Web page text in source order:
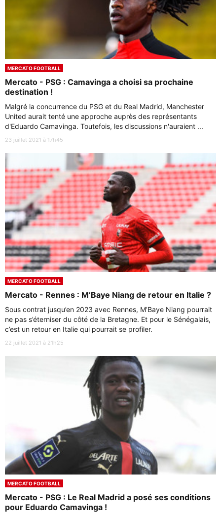
MERCATO FOOTBALL
Mercato - PSG : Camavinga a choisi sa prochaine
destination !
Malgré la concurrence du PSG et du Real Madrid, Manchester
United aurait tenté une approche auprès des représentants
d'Eduardo Camavinga. Toutefois, les discussions n'auraient ...
23 juillet 2021 à 17h45
MERCATO FOOTBALL
Mercato - Rennes : M’Baye Niang de retour en Italie ?
Sous contrat jusqu’en 2023 avec Rennes, M’Baye Niang pourrait
ne pas s’éterniser du côté de la Bretagne. Et pour le Sénégalais,
c’est un retour en Italie qui pourrait se profiler.
22 juillet 2021 à 21h25
MERCATO FOOTBALL
Mercato - PSG : Le Real Madrid a posé ses conditions
pour Eduardo Camavinga !